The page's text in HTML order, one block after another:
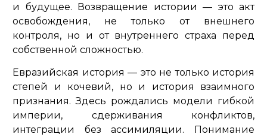
и будущее. Возвращение истории — это акт
освобождения, не только от внешнего
контроля, но и от внутреннего страха перед
собственной сложностью.
Евразийская история — это не только история
степей и кочевий, но и история взаимного
признания. Здесь рождались модели гибкой
империи, сдерживания конфликтов,
интеграции без ассимиляции. Понимание